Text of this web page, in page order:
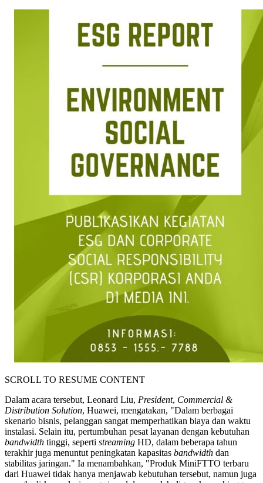
SCROLL TO RESUME CONTENT
Dalam acara tersebut, Leonard Liu, President, Commercial &
Distribution Solution, Huawei, mengatakan, "Dalam berbagai
skenario bisnis, pelanggan sangat memperhatikan biaya dan waktu
instalasi. Selain itu, pertumbuhan pesat layanan dengan kebutuhan
bandwidth tinggi, seperti streaming HD, dalam beberapa tahun
terakhir juga menuntut peningkatan kapasitas bandwidth dan
stabilitas jaringan." Ia menambahkan, "Produk MiniFTTO terbaru
dari Huawei tidak hanya menjawab kebutuhan tersebut, namun juga